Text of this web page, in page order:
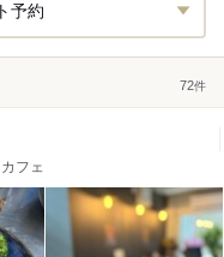
予約
72件
フェ